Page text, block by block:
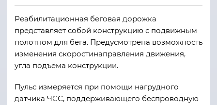
Реабилитационная беговая дорожка
представляет собой конструкцию с подвижным
полотном для бега. Предусмотрена возможность
изменения скоростинаправления движения,
угла подъёма конструкции.
Пульс измеряется при помощи нагрудного
датчика ЧСС, поддерживающего беспроводную